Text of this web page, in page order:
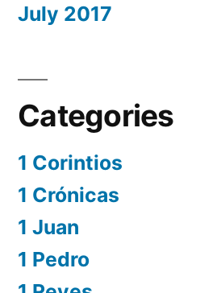
July 2017
Categories
1 Corintios
1 Crónicas
1 Juan
1 Pedro